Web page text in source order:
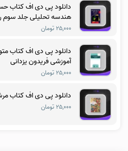
دانلود پی دی اف کتاب
هندسه تحلیلی جلد سوم
۲۵,۰۰۰ تومان
دانلود پی دی اف کتاب
آموزشی فریدون یزدانی
۲۵,۰۰۰ تومان
دانلود پی دی اف کتاب
۲۵,۰۰۰ تومان